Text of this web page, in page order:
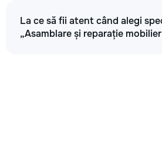
La ce să fii atent când alegi
„Asamblare și reparație